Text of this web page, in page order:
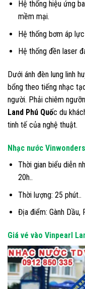
Hệ thống hiệu ứng
mềm mại.
Hệ thống bơm áp
Hệ thống đền laser
Dưới ánh đèn lung linh
bổng theo tiếng nhạc
người. Phải chiêm
Land Phú Quốc du
tinh tế của nghệ thuật.
Nhạc nước
Thời gian biểu diễn
20h..
Thời lượng: 25 phút..
Địa điểm: Gành Dầu,
Giá vé vào Vinpearl